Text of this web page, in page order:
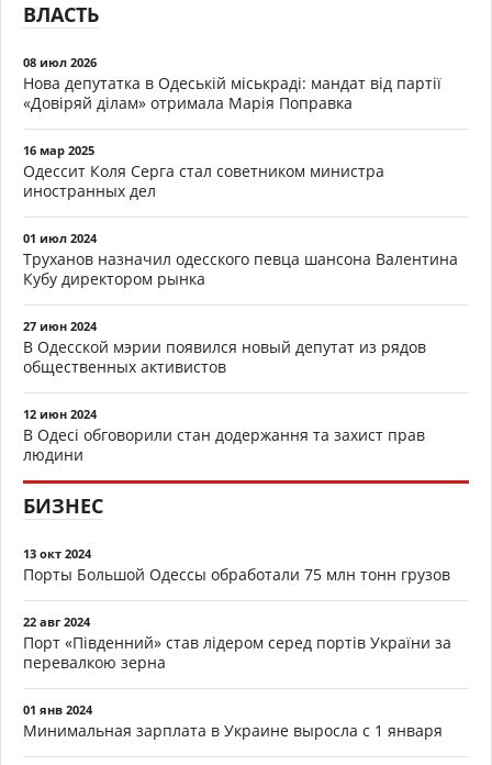
ВЛАСТЬ
08 июл 2026
Нова депутатка в Одеській міськраді: мандат від партії
«Довіряй ділам» отримала Марія Поправка
16 мар 2025
Одессит Коля Серга стал советником министра
иностранных дел
01 июл 2024
Труханов назначил одесского певца шансона Валентина
Кубу директором рынка
27 июн 2024
В Одесской мэрии появился новый депутат из рядов
общественных активистов
12 июн 2024
В Одесі обговорили стан додержання та захист прав
людини
БИЗНЕС
13 окт 2024
Порты Большой Одессы обработали 75 млн тонн грузов
22 авг 2024
Порт «Південний» став лідером серед портів України за
перевалкою зерна
01 янв 2024
Минимальная зарплата в Украине выросла с 1 января